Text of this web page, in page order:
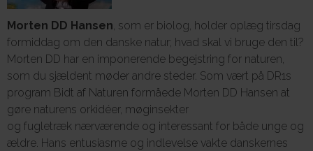
Morten DD Hansen, som er biolog, holder oplæg tirsdag
formiddag om den danske natur; hvad skal vi bruge den til?
Morten DD har en imponerende begejstring for naturen,
som du sjældent møder andre steder. Som vært på DR1s
program Bidt af Naturen formåede Morten DD Hansen at
gøre naturens orkidéer, møginsekter
og fugletræk nærværende og interessant for både unge og
ældre. Hans entusiasme og indlevelse vakte danskernes